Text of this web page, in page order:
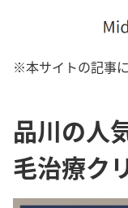
※本サイトの記事
品川の人
毛治療ク